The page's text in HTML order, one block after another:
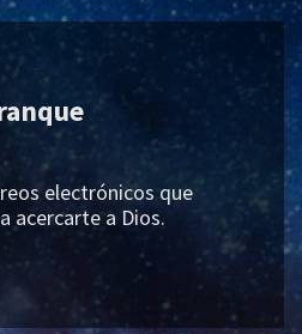
electrónicos que
acercarte a Dios.